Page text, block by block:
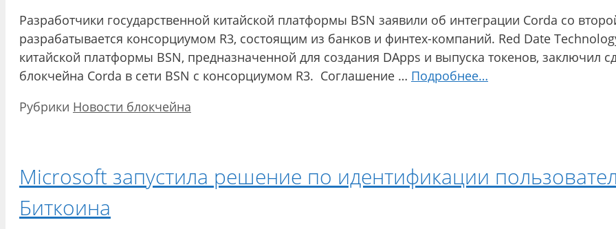
Разработчики государственной китайской платформы BSN заявили об интеграции Corda со
разрабатывается консорциумом R3, состоящим из банков и финтех-компаний. Red Date
китайской платформы BSN, предназначенной для создания DApps и выпуска токенов, заключил
блокчейна Corda в сети BSN с консорциумом R3. Соглашение … Подробнее…
Рубрики Новости блокчейна
Microsoft запустила решение по идентификации
Биткоина